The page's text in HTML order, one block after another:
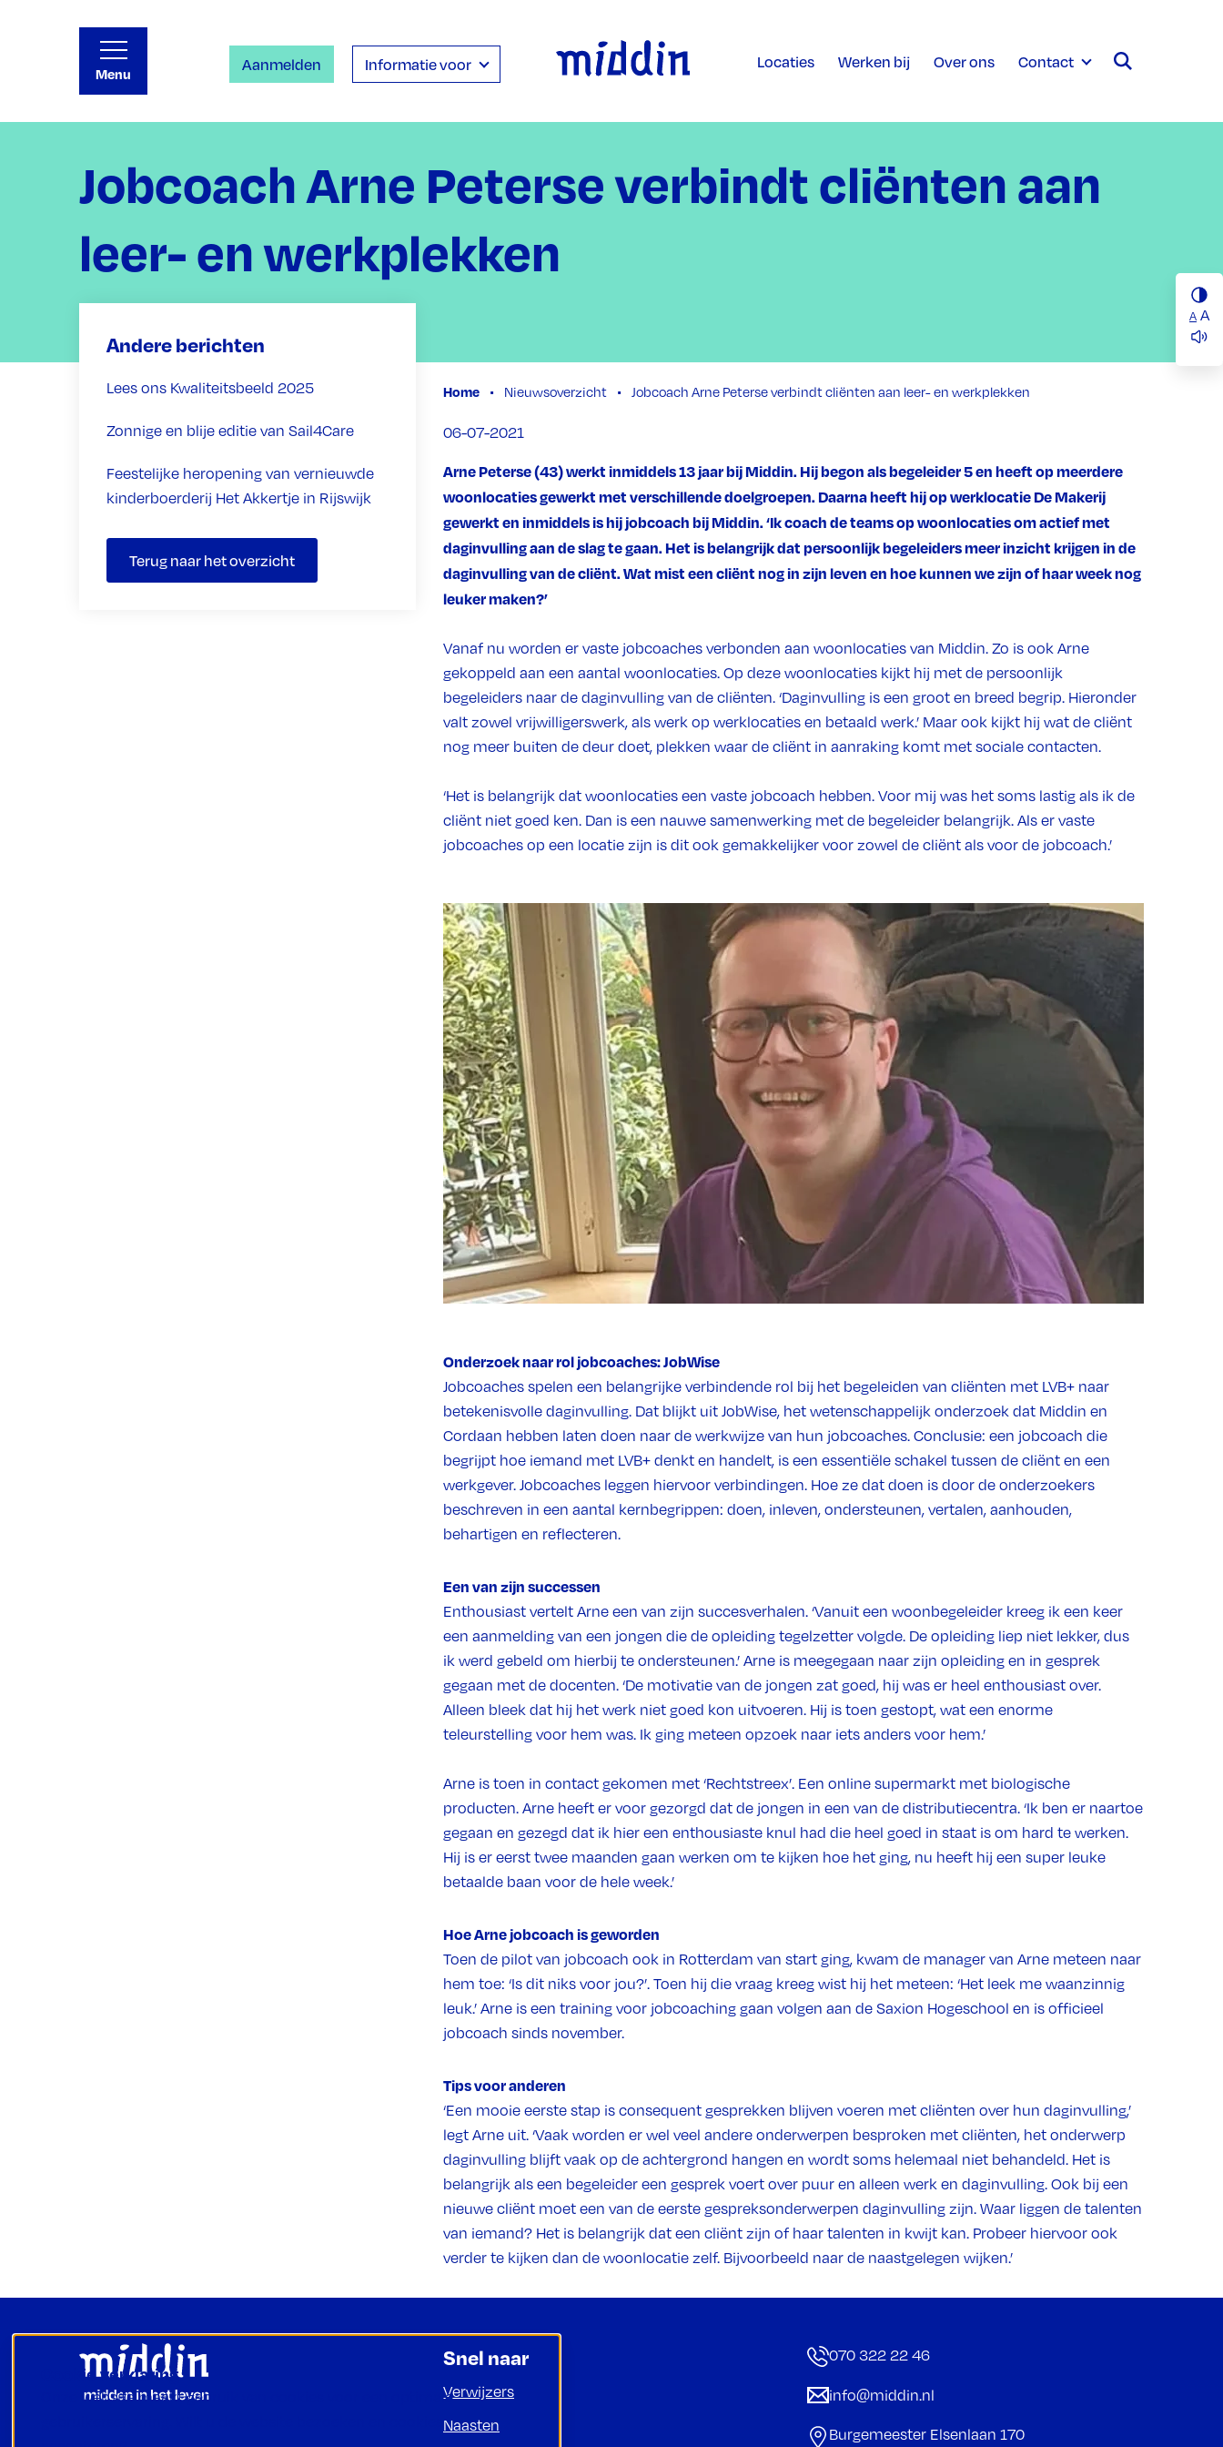
Cookie verklaring
Onze website maakt gebruik van cookies voor een optimale
A A
Menu
Aanmelden Informatie voor Locaties Werken bij Over ons Contact
Jobcoach Arne Peterse verbindt cliënten aan
leer- en werkplekken
Andere berichten
Lees ons Kwaliteitsbeeld 2025
Zonnige en blije editie van Sail4Care
Feestelijke heropening van vernieuwde
kinderboerderij Het Akkertje in Rijswijk
Terug naar het overzicht
Home Nieuwsoverzicht Jobcoach Arne Peterse verbindt cliënten aan leer- en werkplekken
06-07-2021
Arne Peterse (43) werkt inmiddels 13 jaar bij Middin. Hij begon als begeleider 5 en heeft op meerdere
woonlocaties gewerkt met verschillende doelgroepen. Daarna heeft hij op werklocatie De Makerij
gewerkt en inmiddels is hij jobcoach bij Middin. ‘Ik coach de teams op woonlocaties om actief met
daginvulling aan de slag te gaan. Het is belangrijk dat persoonlijk begeleiders meer inzicht krijgen in de
daginvulling van de cliënt. Wat mist een cliënt nog in zijn leven en hoe kunnen we zijn of haar week nog
leuker maken?’
Vanaf nu worden er vaste jobcoaches verbonden aan woonlocaties van Middin. Zo is ook Arne
gekoppeld aan een aantal woonlocaties. Op deze woonlocaties kijkt hij met de persoonlijk
begeleiders naar de daginvulling van de cliënten. ‘Daginvulling is een groot en breed begrip. Hieronder
valt zowel vrijwilligerswerk, als werk op werklocaties en betaald werk.’ Maar ook kijkt hij wat de cliënt
nog meer buiten de deur doet, plekken waar de cliënt in aanraking komt met sociale contacten.
‘Het is belangrijk dat woonlocaties een vaste jobcoach hebben. Voor mij was het soms lastig als ik de
cliënt niet goed ken. Dan is een nauwe samenwerking met de begeleider belangrijk. Als er vaste
jobcoaches op een locatie zijn is dit ook gemakkelijker voor zowel de cliënt als voor de jobcoach.’
Onderzoek naar rol jobcoaches: JobWise
Jobcoaches spelen een belangrijke verbindende rol bij het begeleiden van cliënten met LVB+ naar
betekenisvolle daginvulling. Dat blijkt uit JobWise, het wetenschappelijk onderzoek dat Middin en
Cordaan hebben laten doen naar de werkwijze van hun jobcoaches. Conclusie: een jobcoach die
begrijpt hoe iemand met LVB+ denkt en handelt, is een essentiële schakel tussen de cliënt en een
werkgever. Jobcoaches leggen hiervoor verbindingen. Hoe ze dat doen is door de onderzoekers
beschreven in een aantal kernbegrippen: doen, inleven, ondersteunen, vertalen, aanhouden,
behartigen en reflecteren.
Een van zijn successen
Enthousiast vertelt Arne een van zijn succesverhalen. ‘Vanuit een woonbegeleider kreeg ik een keer
een aanmelding van een jongen die de opleiding tegelzetter volgde. De opleiding liep niet lekker, dus
ik werd gebeld om hierbij te ondersteunen.’ Arne is meegegaan naar zijn opleiding en in gesprek
gegaan met de docenten. ‘De motivatie van de jongen zat goed, hij was er heel enthousiast over.
Alleen bleek dat hij het werk niet goed kon uitvoeren. Hij is toen gestopt, wat een enorme
teleurstelling voor hem was. Ik ging meteen opzoek naar iets anders voor hem.’
Arne is toen in contact gekomen met ‘Rechtstreex’. Een online supermarkt met biologische
producten. Arne heeft er voor gezorgd dat de jongen in een van de distributiecentra. ‘Ik ben er naartoe
gegaan en gezegd dat ik hier een enthousiaste knul had die heel goed in staat is om hard te werken.
Hij is er eerst twee maanden gaan werken om te kijken hoe het ging, nu heeft hij een super leuke
betaalde baan voor de hele week.’
Hoe Arne jobcoach is geworden
Toen de pilot van jobcoach ook in Rotterdam van start ging, kwam de manager van Arne meteen naar
hem toe: ‘Is dit niks voor jou?’. Toen hij die vraag kreeg wist hij het meteen: ‘Het leek me waanzinnig
leuk.’ Arne is een training voor jobcoaching gaan volgen aan de Saxion Hogeschool en is officieel
jobcoach sinds november.
Tips voor anderen
‘Een mooie eerste stap is consequent gesprekken blijven voeren met cliënten over hun daginvulling,’
legt Arne uit. ‘Vaak worden er wel veel andere onderwerpen besproken met cliënten, het onderwerp
daginvulling blijft vaak op de achtergrond hangen en wordt soms helemaal niet behandeld. Het is
belangrijk als een begeleider een gesprek voert over puur en alleen werk en daginvulling. Ook bij een
nieuwe cliënt moet een van de eerste gespreksonderwerpen daginvulling zijn. Waar liggen de talenten
van iemand? Het is belangrijk dat een cliënt zijn of haar talenten in kwijt kan. Probeer hiervoor ook
verder te kijken dan de woonlocatie zelf. Bijvoorbeeld naar de naastgelegen wijken.’
Footer Snel naar
Verwijzers
Naasten
070 322 22 46
info@middin.nl
Burgemeester Elsenlaan 170